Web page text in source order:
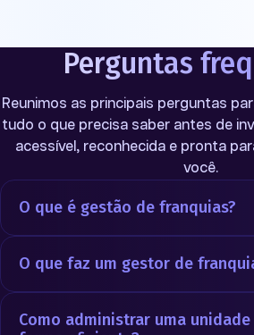
Perguntas
Reunimos as principais perguntas
tudo o que precisa saber antes de
acessível, reconhecida e pronta
você.
O que é gestão de franquias?
O que faz um gestor de
Como administrar uma